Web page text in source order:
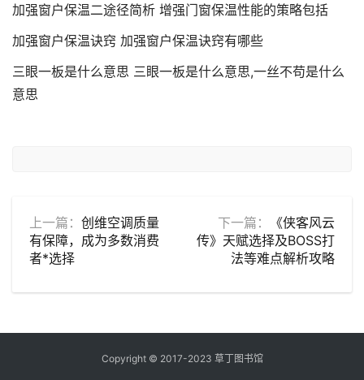
加强窗户保温二途径简析 增强门窗保温性能的策略包括
加强窗户保温诀窍 加强窗户保温诀窍有哪些
三眼一板是什么意思 三眼一板是什么意思,一丝不苟是什么
意思
上一篇： 创维空调质量
有保障，成为多数消费
者*选择
下一篇：
《侠客风云
传》天赋选择及BOSS打
法等难点解析攻略
Copyright © 2017-2023 草丁图书馆